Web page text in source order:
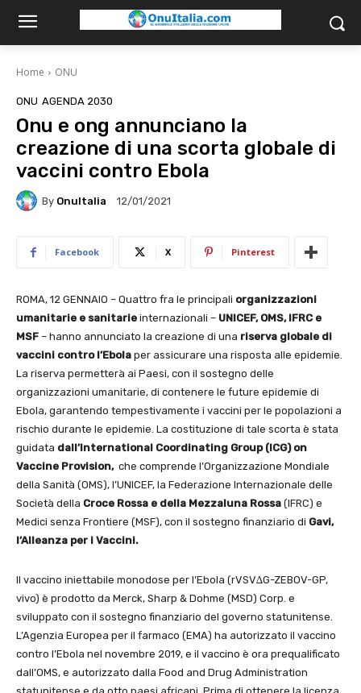
Home ONU
ONU AGENDA 2030
Onu e ong annunciano la
creazione di una scorta globale di
vaccini contro Ebola
By OnuItalia 12/01/2021
Facebook X Pinterest
ROMA, 12 GENNAIO – Quattro fra le principali organizzazioni
umanitarie e sanitarie internazionali – UNICEF, OMS, IFRC e
MSF – hanno annunciato la creazione di una riserva globale di
vaccini contro l’Ebola per assicurare una risposta alle epidemie.
La riserva permetterà ai Paesi, con il sostegno delle
organizzazioni umanitarie, di contenere le future epidemie di
Ebola, garantendo tempestivamente i vaccini per le popolazioni a
rischio durante le epidemie. La costituzione di tale scorta è stata
guidata dall’International Coordinating Group (ICG) on
Vaccine Provision, che comprende l’Organizzazione Mondiale
della Sanità (OMS), l’UNICEF, la Federazione Internazionale delle
Società della Croce Rossa e della Mezzaluna Rossa (IFRC) e
Medici senza Frontiere (MSF), con il sostegno finanziario di Gavi,
l’Alleanza per i Vaccini.
Il vaccino iniettabile monodose per l’Ebola (rVSV∆G-ZEBOV-GP,
vivo) è prodotto da Merck, Sharp & Dohme (MSD) Corp. e
sviluppato con il sostegno finanziario del governo statunitense.
L’Agenzia Europea per il farmaco (EMA) ha autorizzato il vaccino
contro l’Ebola nel novembre 2019, e il vaccino è ora prequalificato
dall’OMS, e autorizzato dalla Food and Drug Administration